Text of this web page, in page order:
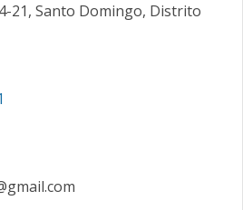
21, Santo Domingo, Distrito